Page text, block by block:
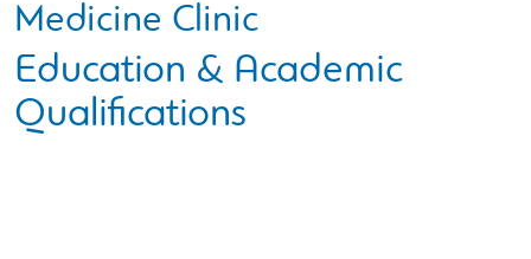
Medicine Clinic
Education & Academic
Qualifications